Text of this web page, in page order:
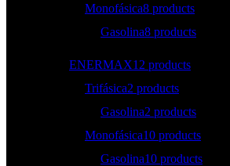
Monofásica8 products
Gasolina8 products
ENERMAX12 products
Trifásica2 products
Gasolina2 products
Monofásica10 products
Gasolina10 products